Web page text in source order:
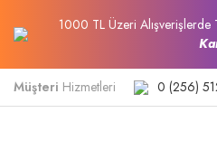
1000 TL Üzeri Alışverişlerde
Müşteri Hizmetleri 0 (256)